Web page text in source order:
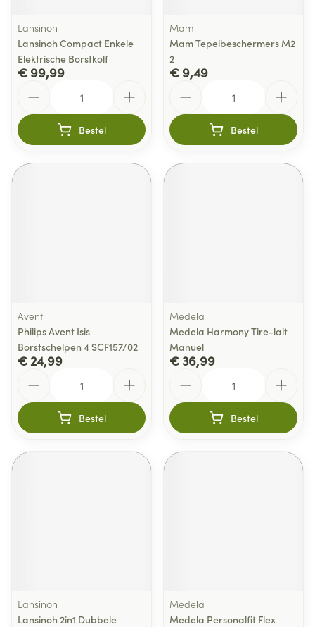
Lansinoh
Lansinoh Compact Enkele
Elektrische Borstkolf
€ 99,99
Bestel
Mam
Mam Tepelbeschermers M2
2
€ 9,49
Bestel
Avent
Philips Avent Isis
Borstschelpen 4 SCF157/02
€ 24,99
Bestel
Medela
Medela Harmony Tire-lait
Manuel
€ 36,99
Bestel
Lansinoh
Lansinoh 2in1 Dubbele
Medela
Medela Personalfit Flex